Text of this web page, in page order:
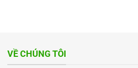
VỀ CHÚNG TÔI